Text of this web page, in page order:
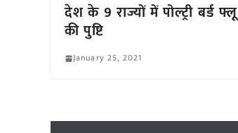
देश के 9 राज्यों में पोल्ट्री बर्ड फ्लू
की पुष्टि
January 25, 2021